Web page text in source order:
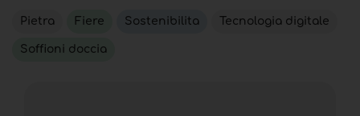
Pietra Fiere Sostenibilita Tecnologia digitale
Soffioni doccia